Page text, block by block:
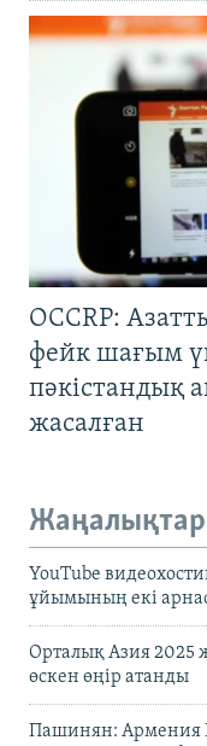
OCCRP:
фейк шағым
пәкістандық
жасалған
Жаңалықтар
YouTube
ұйымының екі
Орталық Азия 2025
өскен өңір атанды
Пашинян: Армения